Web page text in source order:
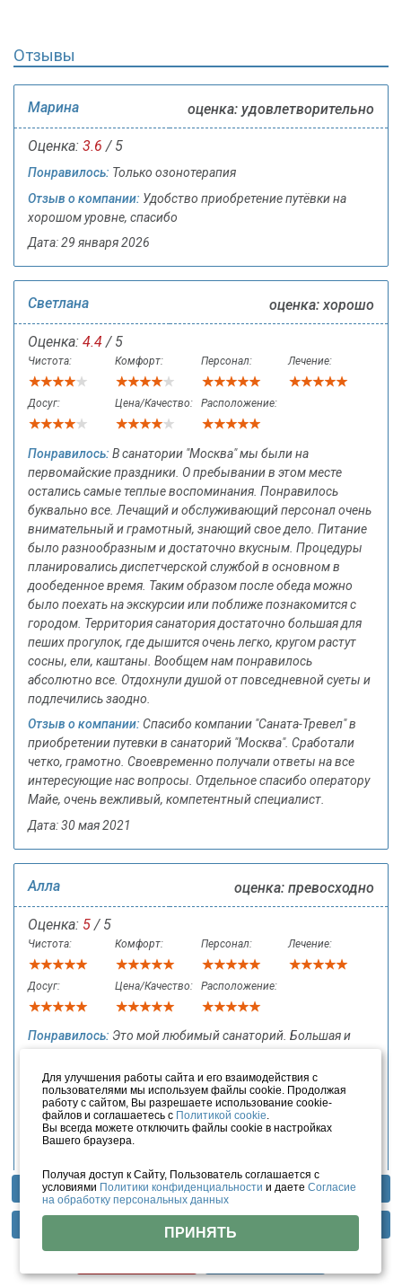
Профили лечения Фотогалерея Отзывы
Отзывы
Марина оценка: удовлетворительно
Оценка: 3.6 / 5
Понравилось: Только озонотерапия
Отзыв о компании: Удобство приобретение путёвки на
хорошом уровне, спасибо
Дата: 29 января 2026
Светлана оценка: хорошо
Оценка: 4.4 / 5
Чистота: Комфорт: Персонал: Лечение:
Досуг: Цена/Качество: Расположение:
Понравилось: В санатории "Москва" мы были на
первомайские праздники. О пребывании в этом месте
остались самые теплые воспоминания. Понравилось
буквально все. Лечащий и обслуживающий персонал очень
внимательный и грамотный, знающий свое дело. Питание
было разнообразным и достаточно вкусным. Процедуры
планировались диспетчерской службой в основном в
дообеденное время. Таким образом после обеда можно
было поехать на экскурсии или поближе познакомится с
городом. Территория санатория достаточно большая для
пеших прогулок, где дышится очень легко, кругом растут
сосны, ели, каштаны. Вообщем нам понравилось
абсолютно все. Отдохнули душой от повседневной суеты и
подлечились заодно.
Отзыв о компании: Спасибо компании "Саната-Тревел" в
приобретении путевки в санаторий "Москва". Сработали
четко, грамотно. Своевременно получали ответы на все
интересующие нас вопросы. Отдельное спасибо оператору
Майе, очень вежливый, компетентный специалист.
Дата: 30 мая 2021
Алла оценка: превосходно
Оценка: 5 / 5
Чистота: Комфорт: Персонал: Лечение:
Досуг: Цена/Качество: Расположение:
Понравилось: Это мой любимый санаторий. Большая и
бассейн. Персонал услужливый. В номере чисто, но
требуется частично ремонт. Отличный сервис. Питание
сбалансированное. Очень вкусно готовят повара. Из
оздоровительных процедур понравился гидромассаж.
Хорошая лечебная база. Развлечения на любой вкус.
Не понравилось: Бывают очереди на процедуры, что не
всегда приятно.
Совет:Всем советую. Чистота и порядок. Цена не высокая.
Для улучшения работы сайта и его взаимодействия с
пользователями мы используем файлы cookie. Продолжая
работу с сайтом, Вы разрешаете использование cookie-
файлов и соглашаетесь с Политикой cookie.
Вы всегда можете отключить файлы cookie в настройках
Вашего браузера.
Получая доступ к Сайту, Пользователь соглашается с
условиями Политики конфиденциальности и даетеСогласие
на обработку персональных данных
ПРИНЯТЬ